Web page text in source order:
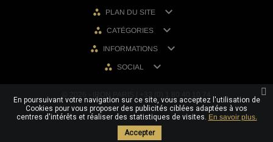
PLAN DU SITE 
CATÉGORIES 
INFORMATIONS 
SOCIAL 
En poursuivant votre navigation sur ce site, vous acceptez l'utilisation de
Cookies pour vous proposer des publicités ciblées adaptées à vos
centres d'intérêts et réaliser des statistiques de visites. En savoir plus.
Accepter